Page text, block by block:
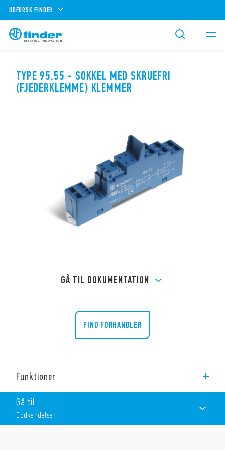
UDFORSK FINDER
TYPE 95.55 - SOKKEL MED SKRUEFRI
(FJEDERKLEMME) KLEMMER
GÅ TIL DOKUMENTATION
FIND FORHANDLER
Funktioner
Type 95,55 sokkel med skruefri (fjederklemme) klemmer, panel
eller 35 mm skinne (EN 60715).
Gå til
Godkendelser